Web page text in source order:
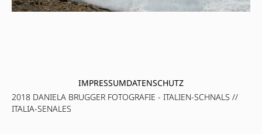
IMPRESSUMDATENSCHUTZ
2018 DANIELA BRUGGER FOTOGRAFIE - ITALIEN-SCHNALS //
ITALIA-SENALES